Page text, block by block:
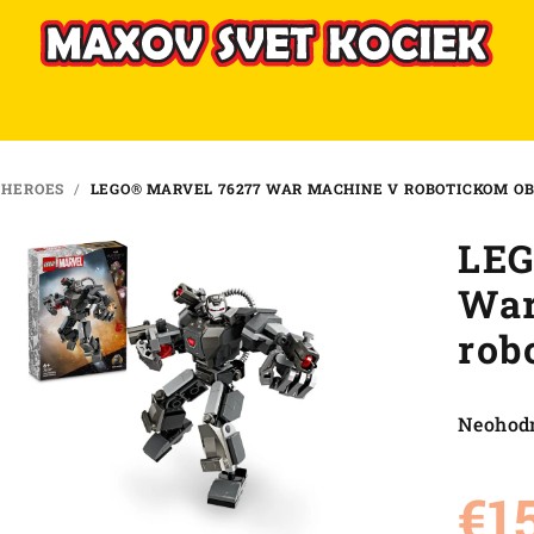
/ LEGO® MARVEL 76277 WAR MACHINE V ROBOTICKOM
je